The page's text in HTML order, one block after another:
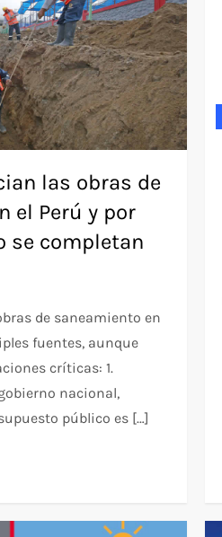
las obras de
el Perú y por
se completan
de saneamiento en
fuentes, aunque
críticas:​ 1.
nacional,
público es […]